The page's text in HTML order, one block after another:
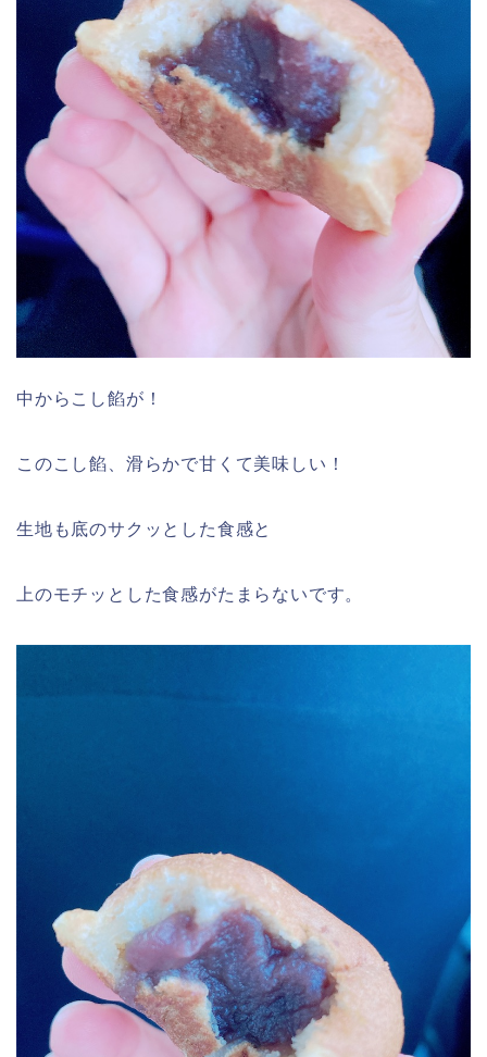
中からこし餡が！
このこし餡、滑らかで甘くて美味しい！
生地も底のサクッとした食感と
上のモチッとした食感がたまらないです。